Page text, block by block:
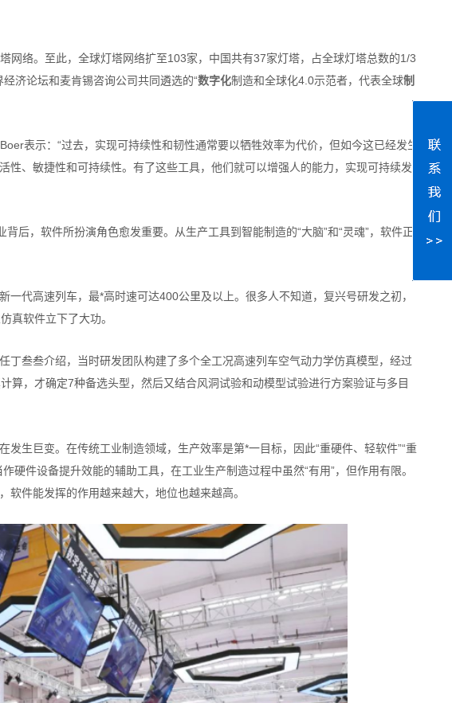
网络。至此，全球灯塔网络扩至103家，中国共有37家灯塔，占全球灯塔总数的1/3
济论坛和麦肯锡咨询公司共同遴选的“数字化制造和全球化4.0示范者，代表全球制
表示：“过去，实现可持续性和韧性通常要以牺牲效率为代价，但如今这已经发生
性、敏捷性和可持续性。有了这些工具，他们就可以增强人的能力，实现可持续发
背后，软件所扮演角色愈发重要。从生产工具到智能制造的“大脑”和“灵魂”，软件正
代高速列车，最*高时速可达400公里及以上。很多人不知道，复兴号研发之初，
真软件立下了大功。
丁叁叁介绍，当时研发团队构建了多个全工况高速列车空气动力学仿真模型，经过
算，才确定7种备选头型，然后又结合风洞试验和动模型试验进行方案验证与多目
生巨变。在传统工业制造领域，生产效率是第*一目标，因此“重硬件、轻软件”“重
硬件设备提升效能的辅助工具，在工业生产制造过程中虽然“有用”，但作用有限。
软件能发挥的作用越来越大，地位也越来越高。